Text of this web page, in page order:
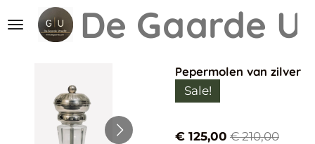
Ga
hoofdinhoud
De Gaarde
Pepermolen van zilver
Sale!
€ 125,00 € 210,00